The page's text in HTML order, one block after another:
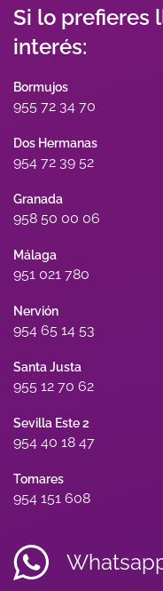
Si lo prefieres
interés:
Bormujos
955 72 34 70
Dos Hermanas
954 72 39 52
Granada
958 50 00 06
Málaga
951 021 780
Nervión
954 65 14 53
Santa Justa
955 12 70 62
Sevilla Este 2
954 40 18 47
Tomares
954 151 608